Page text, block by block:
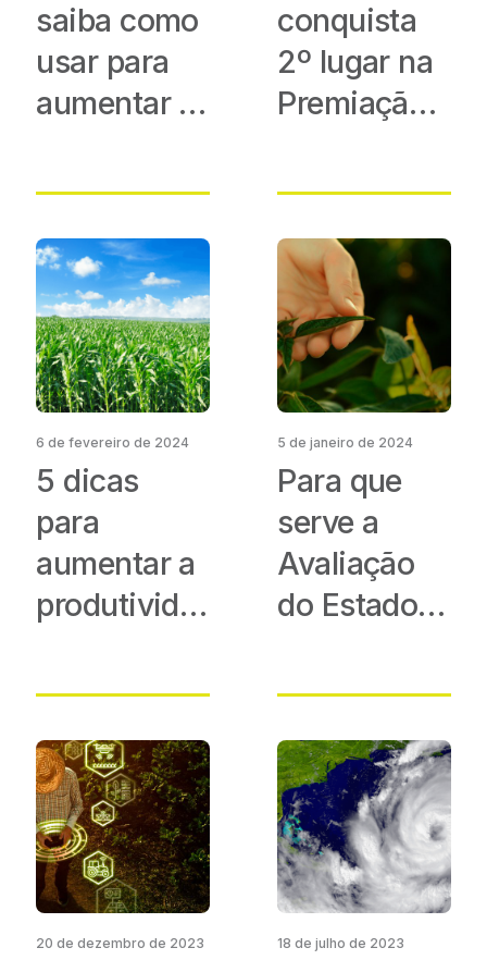
saiba como
usar para
aumentar a
produtiva
conquista
2º lugar na
Premiação
Brasil 2024
6 de fevereiro de 2024
5 dicas
para
aumentar a
produtividade
agricultura
5 de janeiro de 2024
Para que
serve a
Avaliação
do Estado
das
20 de dezembro de 2023 18 de julho de 2023